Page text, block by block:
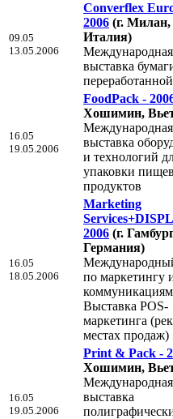
09.05
13.05.2006
Converflex
2006 (г. Милан,
Италия)
Международная
выставка
16.05
19.05.2006
FoodPack -
Хошимин,
Международная
выставка
и технологий
упаковки
продуктов
16.05
18.05.2006
Marketing
2006 (г.
Германия)
по маркетингу
Выставка POS-
маркетинга
местах продаж)
16.05
19.05.2006
Print & Pack -
Хошимин,
Международная
выставка